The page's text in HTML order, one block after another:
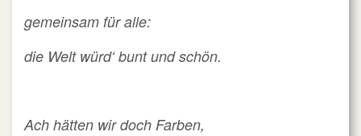
gemeinsam für alle:
die Welt würd‘ bunt und schön.
Ach hätten wir doch Farben,